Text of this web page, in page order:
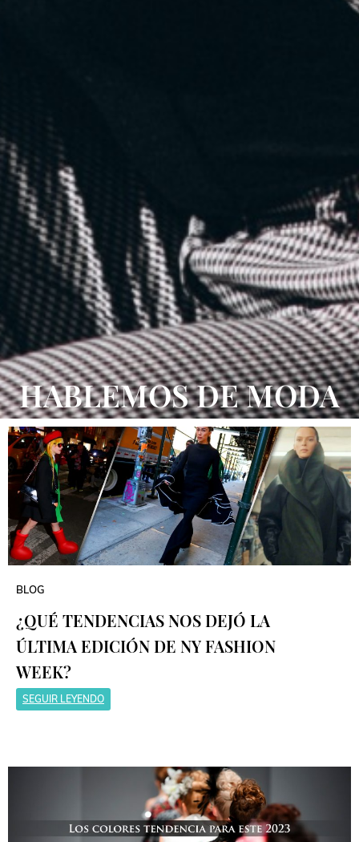
HABLEMOS DE MODA
BLOG
¿QUÉ TENDENCIAS NOS DEJÓ LA
ÚLTIMA EDICIÓN DE NY FASHION
WEEK?
SEGUIR LEYENDO